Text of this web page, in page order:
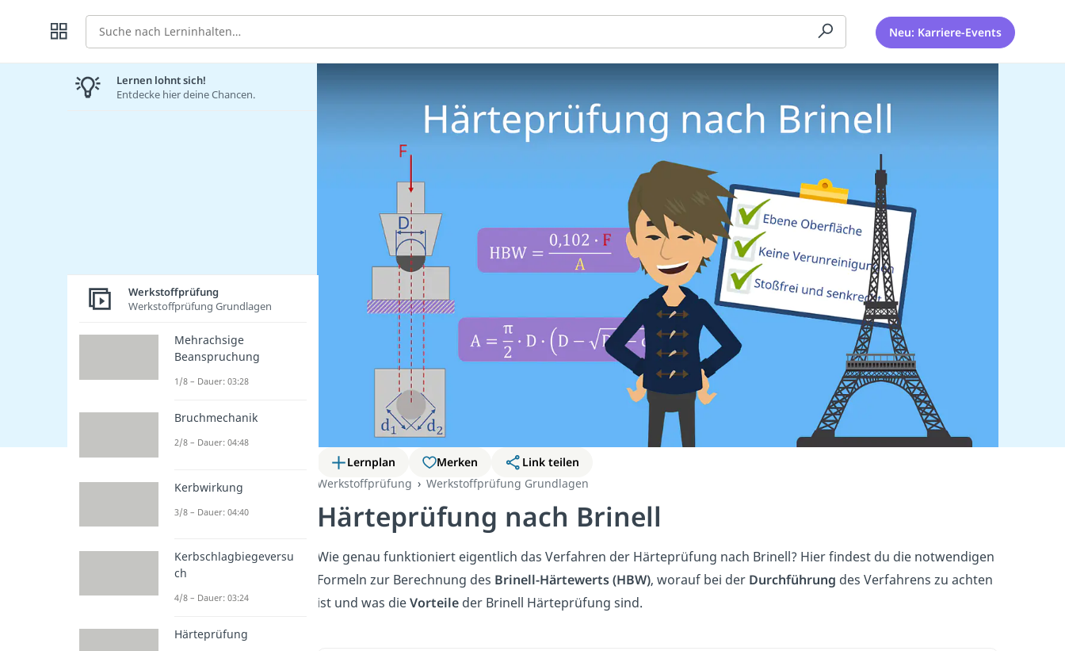
Suche Neu: Karriere-Events
Lernplan Merken
Link teilen
Werkstoffprüfung
Werkstoffprüfung Grundlagen
Härteprüfung nach Brinell
Wie genau funktioniert eigentlich das Verfahren der Härteprüfung nach Brinell? Hier findest du die notwendigen
Formeln zur Berechnung des Brinell-Härtewerts (HBW), worauf bei der Durchführung des Verfahrens zu achten
ist und was dieVorteileder Brinell Härteprüfung sind.
Lernen lohnt sich!
Entdecke hier deine Chancen.
Werkstoffprüfung
Werkstoffprüfung Grundlagen
Mehrachsige
Beanspruchung
1/8 – Dauer: 03:28
Bruchmechanik
2/8 – Dauer: 04:48
Kerbwirkung
3/8 – Dauer: 04:40
Kerbschlagbiegeversu
ch
4/8 – Dauer: 03:24
Härteprüfung